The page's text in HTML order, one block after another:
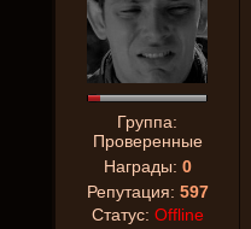
Группа:
Проверенные
Награды: 0
Репутация: 597
Статус: Offline